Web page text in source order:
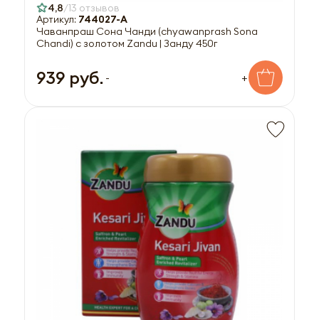
4,8 13 отзывов
Артикул: 744027-A
Чаванпраш Сона Чанди (chyawanprash Sona
Chandi) с золотом Zandu | Занду 450г
939 руб. - +